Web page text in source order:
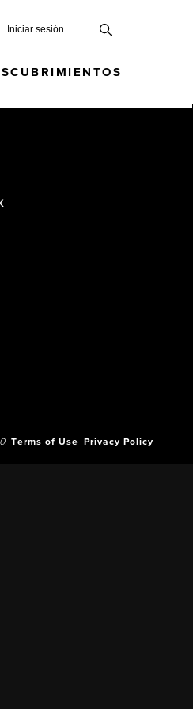
Iniciar sesión
Terms of Use Privacy Policy